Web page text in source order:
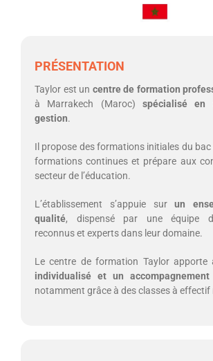
PRÉSENTATION
Taylor est un centre de formation
à Marrakech (Maroc) spécialisé en
gestion.
Il propose des formations initiales du bac
formations continues et prépare aux
secteur de l’éducation.
L’établissement s’appuie surun
qualité, dispensé par une équipe
reconnus et experts dans leur domaine.
Le centre de formation Taylor apporte
individualisé et un accompagnement
notamment grâce à des classes à effectif